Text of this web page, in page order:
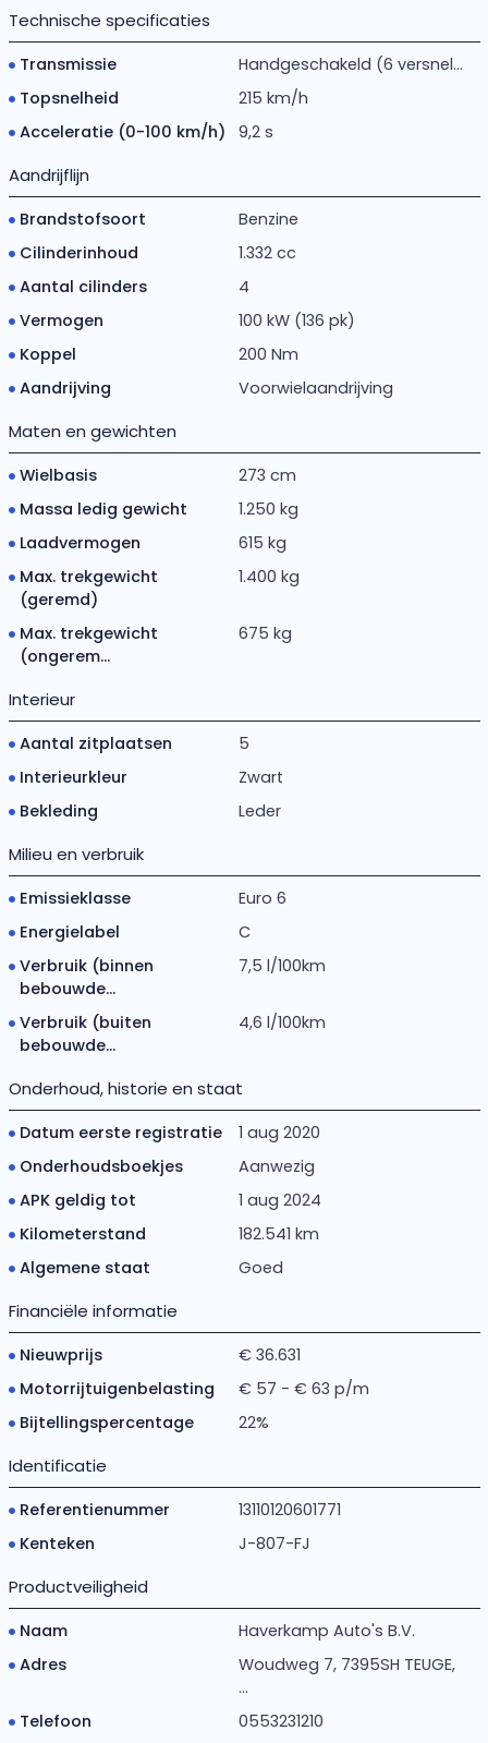
Technische specificaties
Transmissie
Handgeschakeld (6 versnel...
Topsnelheid
215 km/h
Acceleratie (0-100 km/h)
9,2 s
Aandrijflijn
Brandstofsoort
Benzine
Cilinderinhoud
1.332 cc
Aantal cilinders
4
Vermogen
100 kW (136 pk)
Koppel
200 Nm
Aandrijving
Voorwielaandrijving
Maten en gewichten
Wielbasis
273 cm
Massa ledig gewicht
1.250 kg
Laadvermogen
615 kg
Max. trekgewicht
(geremd)
1.400 kg
Max. trekgewicht
(ongerem...
675 kg
Interieur
Aantal zitplaatsen
5
Interieurkleur
Zwart
Bekleding
Leder
Milieu en verbruik
Emissieklasse
Euro 6
Energielabel
C
Verbruik (binnen
bebouwde...
7,5 l/100km
Verbruik (buiten
bebouwde...
4,6 l/100km
Onderhoud, historie en staat
Datum eerste registratie
1 aug 2020
Onderhoudsboekjes
Aanwezig
APK geldig tot
1 aug 2024
Kilometerstand
182.541 km
Algemene staat
Goed
Financiële informatie
Nieuwprijs
€ 36.631
Motorrijtuigenbelasting
€ 57 - € 63 p/m
Bijtellingspercentage
22%
Identificatie
Referentienummer
13110120601771
Kenteken
J-807-FJ
Productveiligheid
Naam
Haverkamp Auto's B.V.
Adres
Woudweg 7, 7395SH TEUGE,
...
Telefoon
0553231210